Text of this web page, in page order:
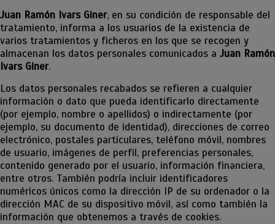
Juan Ramón Ivars Giner, en su condición de responsable del
tratamiento, informa a los usuarios de la existencia de
varios tratamientos y ficheros en los que se recogen y
almacenan los datos personales comunicados a Juan Ramón
Ivars Giner.
Los datos personales recabados se refieren a cualquier
información o dato que pueda identificarlo directamente
(por ejemplo, nombre o apellidos) o indirectamente (por
ejemplo, su documento de identidad), direcciones de correo
electrónico, postales particulares, teléfono móvil, nombres
de usuario, imágenes de perfil, preferencias personales,
contenido generado por el usuario, información financiera,
entre otros. También podría incluir identificadores
numéricos únicos como la dirección IP de su ordenador o la
dirección MAC de su dispositivo móvil, así como también la
información que obtenemos a través de cookies.